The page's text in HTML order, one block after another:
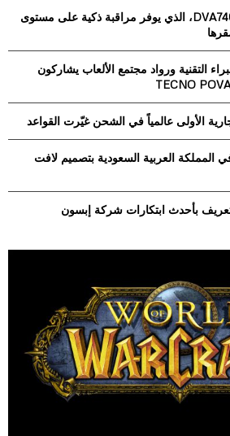
A
H
أطلقت Synology جهاز DVA7400، الذي يوفر مراقبة ذكية على مستوى
التقنية ورواد مجتمع الألعاب يشاركون
الأولى عالمياً في الشحن غيّرت القواعد
تطلق سلسلة رينو 16 في المملكة العربية السعودية بتصميم لافت
بأحدث ابتكارات شركة إبسون